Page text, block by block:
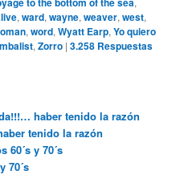
,ward,wayne,weaver,west,
,word,Wyatt Earp,Yo quiero
,Zorro |3.258 Respuestas
haber tenido la razón
tenido la razón
60´s y 70´s
70´s